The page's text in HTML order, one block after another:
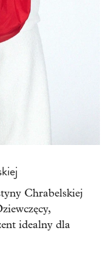
Chrabelskiej
idealny dla